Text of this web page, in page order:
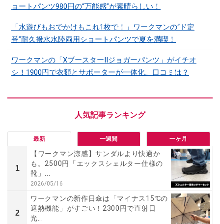
ョートパンツ980円の“万能感”が素晴らしい！
「水遊びもおでかけもこれ1枚で！」ワークマンの“ド定
番”耐久撥水水陸両用ショートパンツで夏を満喫！
ワークマンの「XブースターⅡジョガーパンツ」がイチオ
シ！1900円で衣類とサポーターが一体化。口コミは？
最新 一週間 一ヶ月
1
【ワークマン涼感】サンダルより快適か
も。2500円「エックスシェルター仕様の
靴」...
2026/05/16
2
ワークマンの新作日傘は「マイナス15℃の
遮熱機能」がすごい！2300円で直射日
光...